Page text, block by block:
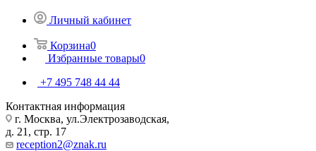
Личный кабинет
Корзина0
Избранные товары0
+7 495 748 44 44
Контактная информация
г. Москва, ул.Электрозаводская,
д. 21, стр. 17
reception2@znak.ru